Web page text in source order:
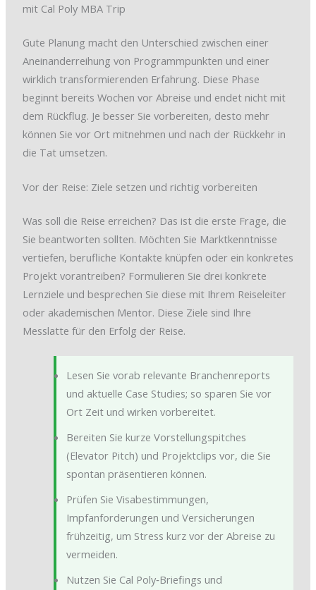
mit Cal Poly MBA Trip
Gute Planung macht den Unterschied zwischen einer
Aneinanderreihung von Programmpunkten und einer
wirklich transformierenden Erfahrung. Diese Phase
beginnt bereits Wochen vor Abreise und endet nicht mit
dem Rückflug. Je besser Sie vorbereiten, desto mehr
können Sie vor Ort mitnehmen und nach der Rückkehr in
die Tat umsetzen.
Vor der Reise: Ziele setzen und richtig vorbereiten
Was soll die Reise erreichen? Das ist die erste Frage, die
Sie beantworten sollten. Möchten Sie Marktkenntnisse
vertiefen, berufliche Kontakte knüpfen oder ein konkretes
Projekt vorantreiben? Formulieren Sie drei konkrete
Lernziele und besprechen Sie diese mit Ihrem Reiseleiter
oder akademischen Mentor. Diese Ziele sind Ihre
Messlatte für den Erfolg der Reise.
Lesen Sie vorab relevante Branchenreports
und aktuelle Case Studies; so sparen Sie vor
Ort Zeit und wirken vorbereitet.
Bereiten Sie kurze Vorstellungspitches
(Elevator Pitch) und Projektclips vor, die Sie
spontan präsentieren können.
Prüfen Sie Visabestimmungen,
Impfanforderungen und Versicherungen
frühzeitig, um Stress kurz vor der Abreise zu
vermeiden.
Nutzen Sie Cal Poly‑Briefings und